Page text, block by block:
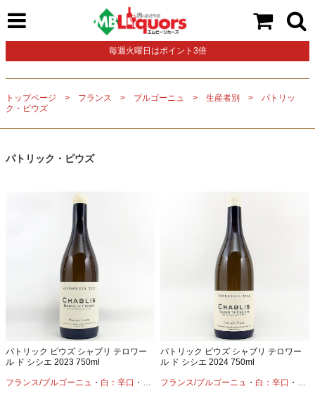
毎週火曜日はポイント3倍
トップページ フランス ブルゴーニュ 生産者別
パトリッ
ク・ピウズ
パトリック・ピウズ
パトリック ピウズ シャブリ テロワー
ル ド シシエ 2023 750ml
フランス/ブルゴーニュ ・ 白：辛口 ・ シャルドネ
パトリック ピウズ シャブリ テロワー
ル ド シシエ 2024 750ml
フランス/ブルゴーニュ ・ 白：辛口 ・ シ